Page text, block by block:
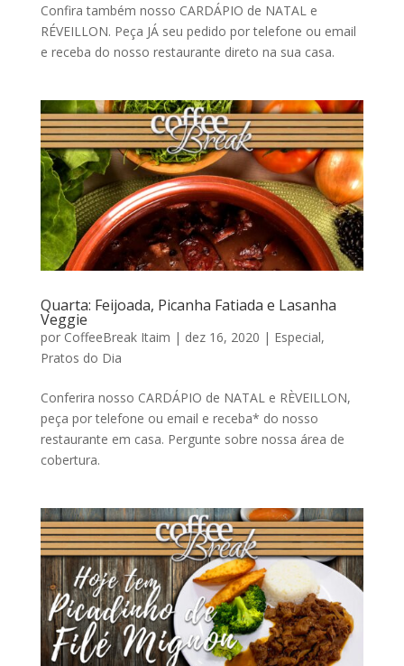
Confira também nosso CARDÁPIO de NATAL e
RÉVEILLON. Peça JÁ seu pedido por telefone ou email
e receba do nosso restaurante direto na sua casa.
Quarta: Feijoada, Picanha Fatiada e Lasanha
Veggie
por CoffeeBreak Itaim | dez 16, 2020 | Especial,
Pratos do Dia
Conferira nosso CARDÁPIO de NATAL e RÈVEILLON,
peça por telefone ou email e receba* do nosso
restaurante em casa. Pergunte sobre nossa área de
cobertura.